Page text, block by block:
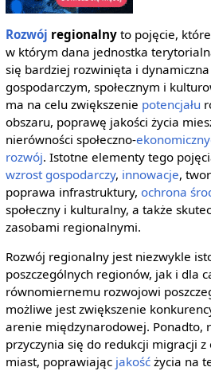
Rozwój regionalnyto pojęcie,
w którym dana jednostka
się bardziej rozwinięta i
gospodarczym, społecznym i
ma na celu zwiększenie potencjału
obszaru, poprawę jakości życia
nierówności społeczno-
rozwój. Istotne elementy tego
wzrost gospodarczy, innowacje,
poprawa infrastruktury, ochrona
społeczny i kulturalny, a także
zasobami regionalnymi.
Rozwój regionalny jest niezwykle
poszczególnych regionów, jak i dla
równomiernemu rozwojowi
możliwe jest zwiększenie
arenie międzynarodowej. Ponadto,
przyczynia się do redukcji migracji
miast, poprawiając jakośćżycia na